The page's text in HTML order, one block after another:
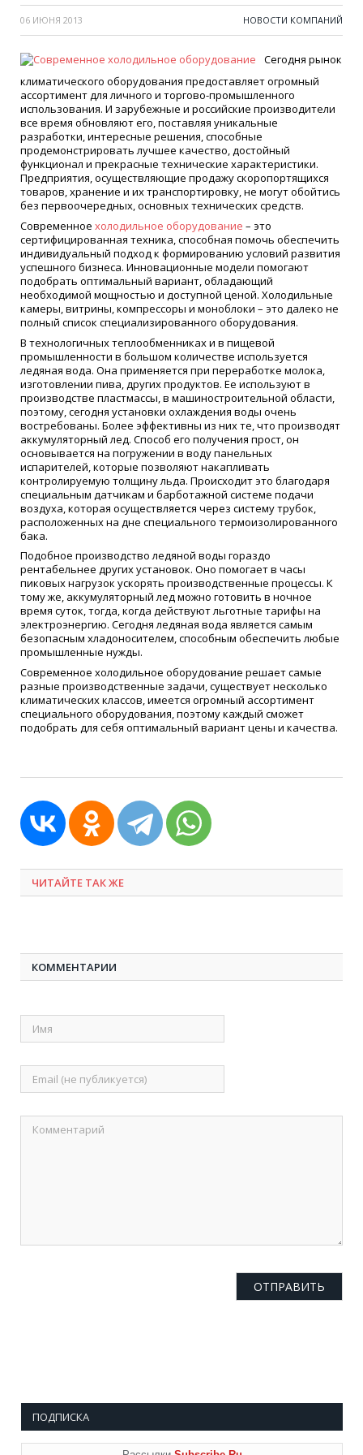
06 ИЮНЯ 2013 НОВОСТИ КОМПАНИЙ
Сегодня рынок
климатического оборудования предоставляет огромный
ассортимент для личного и торгово-промышленного
использования. И зарубежные и российские производители
все время обновляют его, поставляя уникальные
разработки, интересные решения, способные
продемонстрировать лучшее качество, достойный
функционал и прекрасные технические характеристики.
Предприятия, осуществляющие продажу скоропортящихся
товаров, хранение и их транспортировку, не могут обойтись
без первоочередных, основных технических средств.
Современное холодильное оборудование – это
сертифицированная техника, способная помочь обеспечить
индивидуальный подход к формированию условий развития
успешного бизнеса. Инновационные модели помогают
подобрать оптимальный вариант, обладающий
необходимой мощностью и доступной ценой. Холодильные
камеры, витрины, компрессоры и моноблоки – это далеко не
полный список специализированного оборудования.
В технологичных теплообменниках и в пищевой
промышленности в большом количестве используется
ледяная вода. Она применяется при переработке молока,
изготовлении пива, других продуктов. Ее используют в
производстве пластмассы, в машиностроительной области,
поэтому, сегодня установки охлаждения воды очень
востребованы. Более эффективны из них те, что производят
аккумуляторный лед. Способ его получения прост, он
основывается на погружении в воду панельных
испарителей, которые позволяют накапливать
контролируемую толщину льда. Происходит это благодаря
специальным датчикам и барботажной системе подачи
воздуха, которая осуществляется через систему трубок,
расположенных на дне специального термоизолированного
бака.
Подобное производство ледяной воды гораздо
рентабельнее других установок. Оно помогает в часы
пиковых нагрузок ускорять производственные процессы. К
тому же, аккумуляторный лед можно готовить в ночное
время суток, тогда, когда действуют льготные тарифы на
электроэнергию. Сегодня ледяная вода является самым
безопасным хладоносителем, способным обеспечить любые
промышленные нужды.
Современное холодильное оборудование решает самые
разные производственные задачи, существует несколько
климатических классов, имеется огромный ассортимент
специального оборудования, поэтому каждый сможет
подобрать для себя оптимальный вариант цены и качества.
ЧИТАЙТЕ ТАК ЖЕ
КОММЕНТАРИИ
ПОДПИСКА